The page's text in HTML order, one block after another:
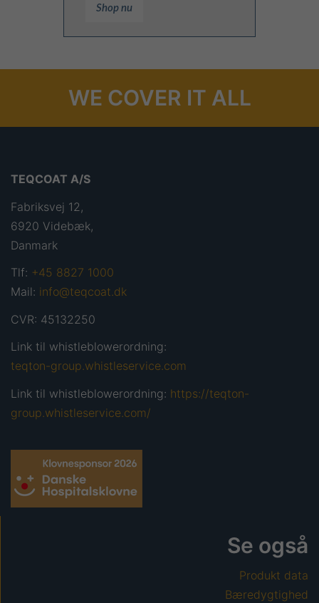
Shop nu
WE COVER IT ALL
TEQCOAT A/S
Fabriksvej 12,
6920 Videbæk,
Danmark
Tlf: +45 8827 1000
Mail: info@teqcoat.dk
CVR: 45132250
Link til whistleblowerordning:
teqton-group.whistleservice.com
Link til whistleblowerordning: https://teqton-
group.whistleservice.com/
Se også
Produkt data
Bæredygtighed